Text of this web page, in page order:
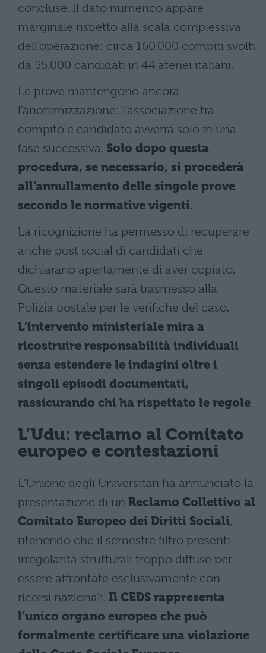
concluse. Il dato numerico appare
marginale rispetto alla scala complessiva
dell’operazione: circa 160.000 compiti svolti
da 55.000 candidati in 44 atenei italiani.
Le prove mantengono ancora
l’anonimizzazione: l’associazione tra
compito e candidato avverrà solo in una
fase successiva. Solo dopo questa
procedura, se necessario, si procederà
all’annullamento delle singole prove
secondo le normative vigenti.
La ricognizione ha permesso di recuperare
anche post social di candidati che
dichiarano apertamente di aver copiato.
Questo materiale sarà trasmesso alla
Polizia postale per le verifiche del caso.
L’intervento ministeriale mira a
ricostruire responsabilità individuali
senza estendere le indagini oltre i
singoli episodi documentati,
rassicurando chi ha rispettato le regole.
L’Udu: reclamo al Comitato
europeo e contestazioni
L’Unione degli Universitari ha annunciato la
presentazione di un Reclamo Collettivo al
Comitato Europeo dei Diritti Sociali,
ritenendo che il semestre filtro presenti
irregolarità strutturali troppo diffuse per
essere affrontate esclusivamente con
ricorsi nazionali. Il CEDS rappresenta
l’unico organo europeo che può
formalmente certificare una violazione